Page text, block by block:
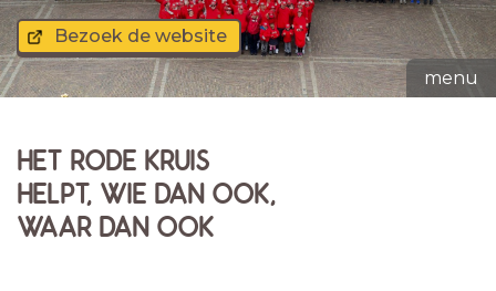
Bezoek de website
menu
HET RODE KRUIS
HELPT, WIE DAN OOK,
WAAR DAN OOK